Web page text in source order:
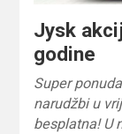
Jysk
godine
Super
narudžbi u
besplatna! U